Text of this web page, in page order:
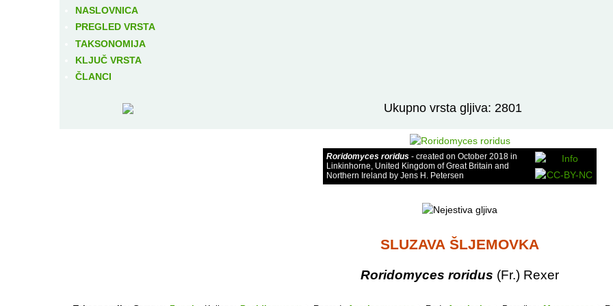
NASLOVNICA
PREGLED VRSTA
TAKSONOMIJA
KLJUČ VRSTA
ČLANCI
Ukupno vrsta gljiva: 2801
Roridomyces roridus - created on October 2018 in
Linkinhorne, United Kingdom of Great Britain and
Northern Ireland by Jens H. Petersen
SLUZAVA ŠLJEMOVKA
Roridomyces roridus (Fr.) Rexer